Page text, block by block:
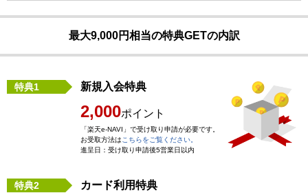
最大9,000円相当の特典GETの内訳
特典1 新規入会特典
2,000ポイント
「楽天e-NAVI」で受け取り申請が必要です。
お受取方法はこちらをご覧ください。
進呈日：受け取り申請後5営業日以内
特典2 カード利用特典